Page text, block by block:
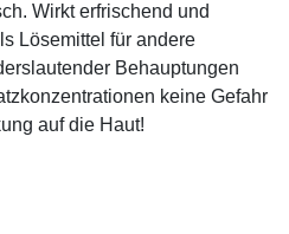
Wirkt erfrischend und
Lösemittel für andere
Behauptungen
keine Gefahr
auf die Haut!